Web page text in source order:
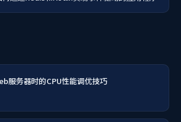
服务器时的CPU性能调优技巧